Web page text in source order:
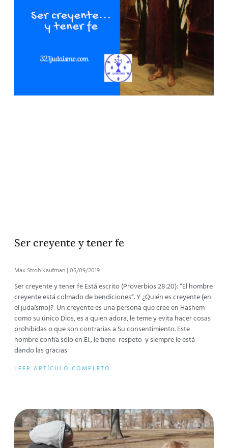
Ser creyente y tener fe
Max Stroh Kaufman 05/09/2019
Ser creyente y tener fe Está escrito (Proverbios 28:20): “El hombre
creyente está colmado de bendiciones”. Y ¿Quién es creyente (en
el judaísmo)? Un creyente es una persona que cree en Hashem
como su único Dios, es a quien adora, le teme y evita hacer cosas
prohibidas o que son contrarias a Su consentimiento. Este
hombre confía sólo en El:, le tiene respeto y siempre le está
dando las gracias
LEER ARTÍCULO COMPLETO